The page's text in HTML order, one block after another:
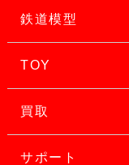
鉄道模型
TOY
買取
サポート